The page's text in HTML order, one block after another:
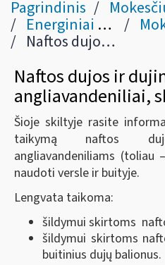
Pagrindinis Mokesčių
Energiniai produktai (II skyriaus III skirsnis)
Naftos dujos ir dujiniai angliavandeniliai, skirti šildymui
Naftos dujos ir
angliavandeniliai,
Šioje skiltyje rasite
taikymą naftos
angliavandeniliams
naudoti versle ir buityje.
Lengvata taikoma:
šildymui skirtoms
šildymui skirtoms
buitinius dujų balionus.